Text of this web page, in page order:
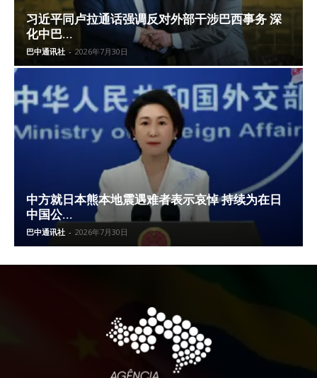
习近平同卢拉通话强调反对外部干涉巴西事务 深
化中巴...
巴中通讯社 - 2026年7月30日
中方就日本熊本地震遇难者表示哀悼 持续为在日
中国公...
巴中通讯社 - 2026年7月30日